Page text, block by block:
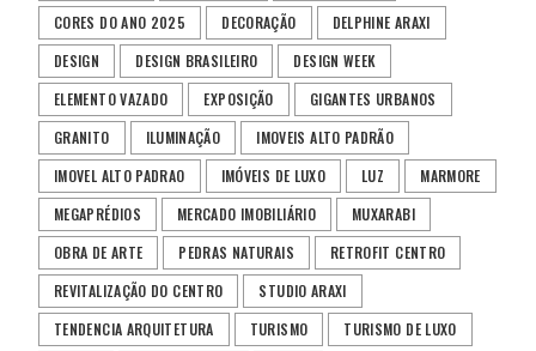
CORES DO ANO 2025
DECORAÇÃO
DELPHINE ARAXI
DESIGN
DESIGN BRASILEIRO
DESIGN WEEK
ELEMENTO VAZADO
EXPOSIÇÃO
GIGANTES URBANOS
GRANITO
ILUMINAÇÃO
IMOVEIS ALTO PADRÃO
IMOVEL ALTO PADRAO
IMÓVEIS DE LUXO LUZ
MARMORE
MEGAPRÉDIOS
MERCADO IMOBILIÁRIO
MUXARABI
OBRA DE ARTE
PEDRAS NATURAIS
RETROFIT CENTRO
REVITALIZAÇÃO DO CENTRO
STUDIO ARAXI
TENDENCIA ARQUITETURA
TURISMO
TURISMO DE LUXO